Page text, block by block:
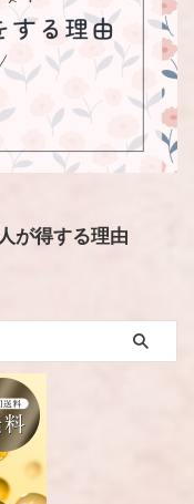
が得する理由